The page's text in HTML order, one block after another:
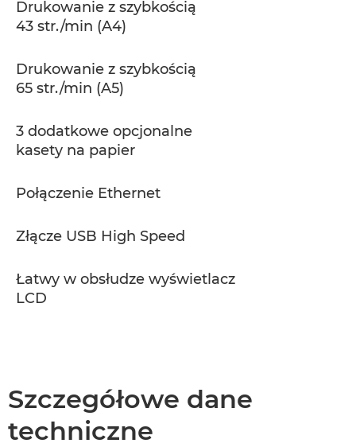
Drukowanie z szybkością
43 str./min (A4)
Drukowanie z szybkością
65 str./min (A5)
3 dodatkowe opcjonalne
kasety na papier
Połączenie Ethernet
Złącze USB High Speed
Łatwy w obsłudze wyświetlacz
LCD
Szczegółowe dane
techniczne